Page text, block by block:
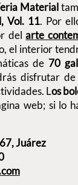
Material
Vol. 11. Por
delarte
el interior
de 70
disfrutar
Los
web; si lo
Juárez